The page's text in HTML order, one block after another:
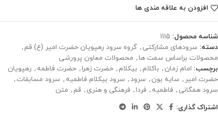
افزودن به علاقه مندی ها
شناسه محصول: 1115
دسته: سرودهای مشارکتی , گروه سرود رهپویان حضرت امیر (ع) قم,
محصولات براساس سمت ها, محصولات معاون پرورشی
برچسب: امام زمان , باکلام, بیکلام, حضرت زهرا, حضرت فاطمه , رهپویان
حضرت امیر , سایه بون , سرود , سرود بیکلام فاطمیه , سرود مسابقات ,
سرود همگانی , فاطمیه , فردا, فرهنگی و هنری , قم, متن
اشتراک گذاری: